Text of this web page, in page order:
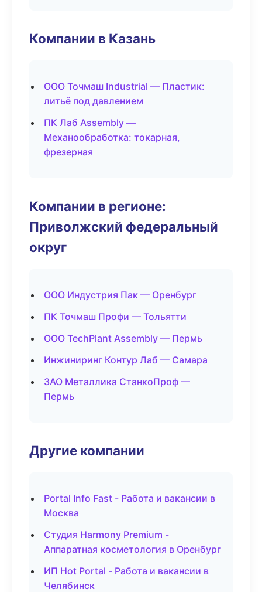
Компании в Казань
ООО Точмаш Industrial — Пластик:
литьё под давлением
ПК Лаб Assembly —
Механообработка: токарная,
фрезерная
Компании в регионе:
Приволжский федеральный
округ
ООО Индустрия Пак — Оренбург
ПК Точмаш Профи — Тольятти
ООО TechPlant Assembly — Пермь
Инжиниринг Контур Лаб — Самара
ЗАО Металлика СтанкоПроф —
Пермь
Другие компании
Portal Info Fast - Работа и вакансии в
Москва
Студия Harmony Premium -
Аппаратная косметология в Оренбург
ИП Hot Portal - Работа и вакансии в
Челябинск